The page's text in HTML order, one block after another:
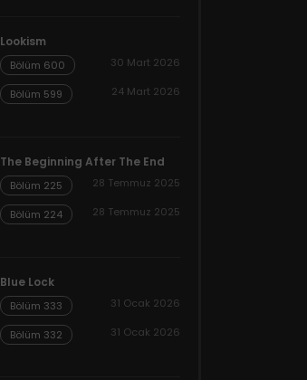
Lookism
Bölüm 600 30 Mart 2026
Bölüm 599 24 Mart 2026
The Beginning After The End
Bölüm 225 28 Temmuz 2025
Bölüm 224 28 Temmuz 2025
Blue Lock
Bölüm 333 31 Ocak 2026
Bölüm 332 31 Ocak 2026